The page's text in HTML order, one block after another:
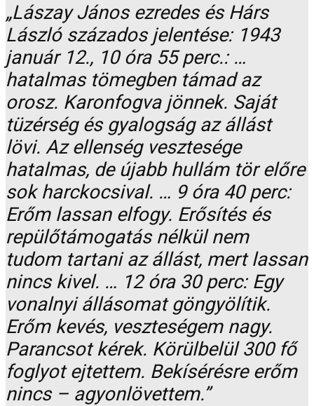
„Lászay János ezredes és Hárs
László százados jelentése: 1943
január 12., 10 óra 55 perc.: …
hatalmas tömegben támad az
orosz. Karonfogva jönnek. Saját
tüzérség és gyalogság az állást
lövi. Az ellenség vesztesége
hatalmas, de újabb hullám tör előre
sok harckocsival. … 9 óra 40 perc:
Erőm lassan elfogy. Erősítés és
repülőtámogatás nélkül nem
tudom tartani az állást, mert lassan
nincs kivel. … 12 óra 30 perc: Egy
vonalnyi állásomat göngyölítik.
Erőm kevés, veszteségem nagy.
Parancsot kérek. Körülbelül 300 fő
foglyot ejtettem. Bekísérésre erőm
nincs – agyonlövettem.”